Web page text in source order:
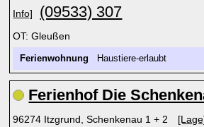
Info] (09533) 307
OT: Gleußen
Ferienwohnung Haustiere-erlaubt
Ferienhof Die
96274 Itzgrund, Schenkenau 1 + 2